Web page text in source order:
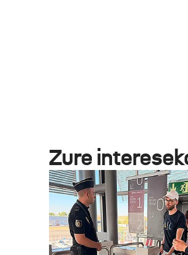
Zure